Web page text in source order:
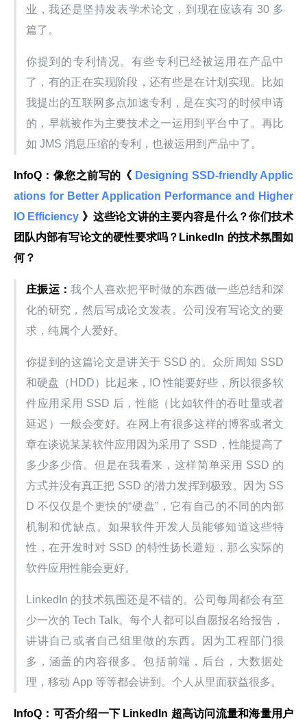
业，我还是坚持发表学术论文，到现在应该有 30 多
篇了。
你提到的专利情况。有些专利已经被运用在产品中
了，有的正在实现阶段，还有些是在计划实现。比如
我提出的互联网多点加速专利，是在实习的时候申请
的，早就被作为主要技术之一运用到平台中了。再比
如 JMS 消息压缩的专利，也被运用到产品中了。
InfoQ：像您之前写的《 Designing SSD-friendly Applic
ations for Better Application Performance and Higher
IO Efficiency 》这些论文讲的主要内容是什么？你们技术
团队内部有写论文的硬性要求吗？LinkedIn 的技术氛围如
何？
庄振运：我个人喜欢把平时做的东西做一些总结和深
化的研究，然后写成论文发表。公司没有写论文的要
求，纯属个人爱好。
你提到的这篇论文是讲关于 SSD 的。众所周知 SSD
和硬盘（HDD）比起来，IO 性能要好些，所以很多软
件应用采用 SSD 后，性能（比如软件的吞吐量或者
延迟）一般会变好。在网上有很多这样的博客或者文
章在谈说某某软件应用因为采用了 SSD，性能提高了
多少多少倍。但是在我看来，这样简单采用 SSD 的
方式并没有真正把 SSD 的潜力发挥到极致。因为 SS
D 不仅仅是个更快的“硬盘”，它有自己的不同的内部
机制和优缺点。如果软件开发人员能够知道这些特
性，在开发时对 SSD 的特性扬长避短，那么实际的
软件应用性能会更好。
LinkedIn 的技术氛围还是不错的。公司每周都会有至
少一次的 Tech Talk。每个人都可以自愿报名给报告，
讲讲自己或者自己组里做的东西。因为工程部门很
多，涵盖的内容很多。包括前端，后台，大数据处
理，移动 App 等等都会讲到。个人从里面获益很多。
InfoQ：可否介绍一下 LinkedIn 超高访问流量和海量用户